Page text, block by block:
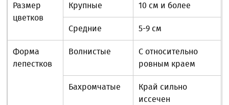
Размер
цветков
Крупные 10 см и более
Средние 5-9 см
Форма
лепестков
Волнистые
С относительно
ровным краем
Бахромчатые
Край сильно
иссечен